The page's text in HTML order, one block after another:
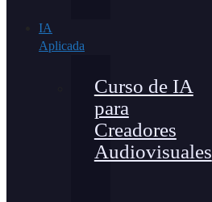
IA
Aplicada
Curso de IA
para
Creadores
Audiovisuales